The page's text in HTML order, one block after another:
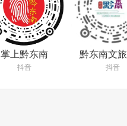
掌上黔东南
抖音
黔东南文
抖音